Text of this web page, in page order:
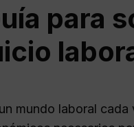
para
mundo laboral